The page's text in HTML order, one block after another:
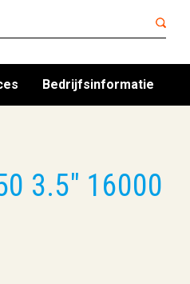
Bedrijfsinformatie
3.5" 16000